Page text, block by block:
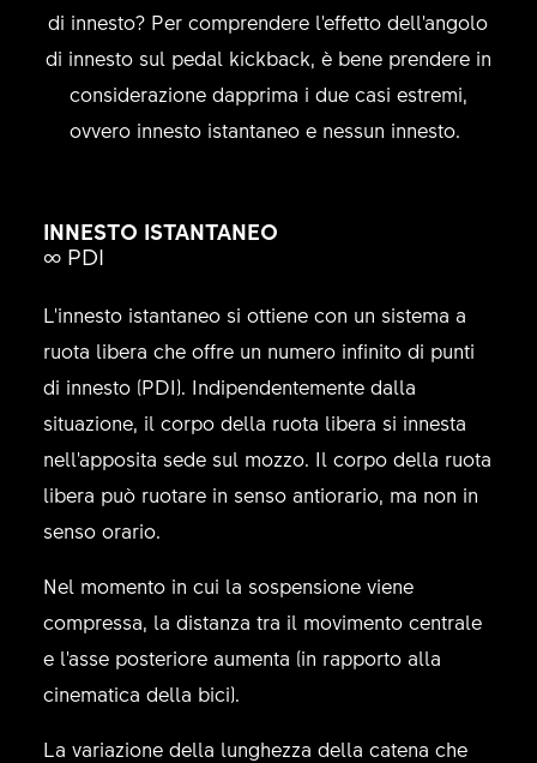
di innesto? Per comprendere l'effetto dell'angolo
di innesto sul pedal kickback, è bene prendere in
considerazione dapprima i due casi estremi,
ovvero innesto istantaneo e nessun innesto.
INNESTO ISTANTANEO
∞ PDI
L'innesto istantaneo si ottiene con un sistema a
ruota libera che offre un numero infinito di punti
di innesto (PDI). Indipendentemente dalla
situazione, il corpo della ruota libera si innesta
nell'apposita sede sul mozzo. Il corpo della ruota
libera può ruotare in senso antiorario, ma non in
senso orario.
Nel momento in cui la sospensione viene
compressa, la distanza tra il movimento centrale
e l'asse posteriore aumenta (in rapporto alla
cinematica della bici).
La variazione della lunghezza della catena che